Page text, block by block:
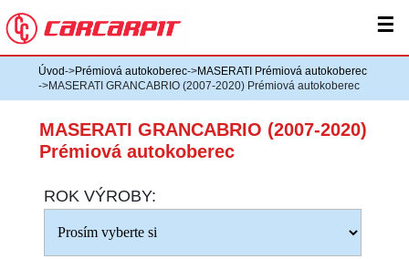
☰
Úvod->Prémiová autokoberec->MASERATI Prémiová autokoberec
->MASERATI GRANCABRIO (2007-2020) Prémiová autokoberec
MASERATI GRANCABRIO (2007-2020)
Prémiová autokoberec
ROK VÝROBY: